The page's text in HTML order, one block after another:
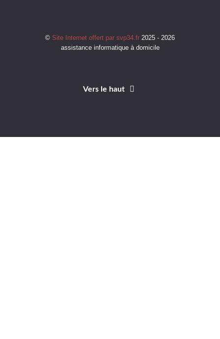
© Site Internet offert par svp34.fr 2025 - 2026
assistance informatique à domicile
Vers le haut